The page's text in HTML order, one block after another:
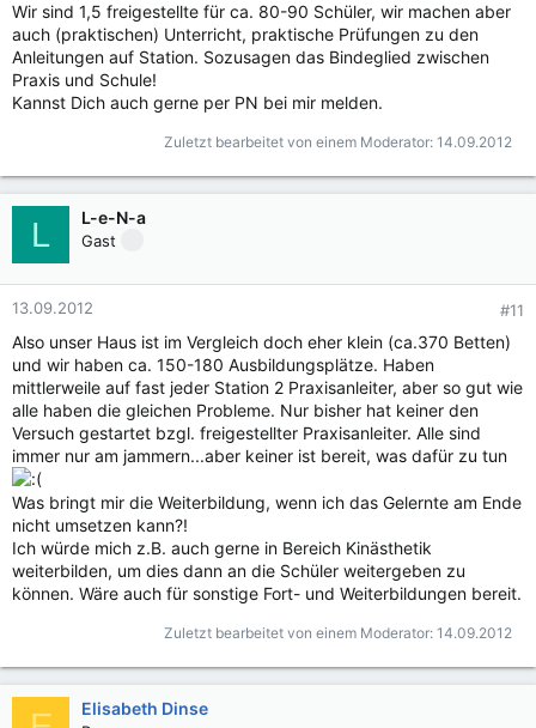
Wir sind 1,5 freigestellte für ca. 80-90 Schüler, wir machen aber
auch (praktischen) Unterricht, praktische Prüfungen zu den
Anleitungen auf Station. Sozusagen das Bindeglied zwischen
Praxis und Schule!
Kannst Dich auch gerne per PN bei mir melden.
Zuletzt bearbeitet von einem Moderator: 14.09.2012
L L-e-N-a
Gast
13.09.2012 #11
Also unser Haus ist im Vergleich doch eher klein (ca.370 Betten)
und wir haben ca. 150-180 Ausbildungsplätze. Haben
mittlerweile auf fast jeder Station 2 Praxisanleiter, aber so gut wie
alle haben die gleichen Probleme. Nur bisher hat keiner den
Versuch gestartet bzgl. freigestellter Praxisanleiter. Alle sind
immer nur am jammern...aber keiner ist bereit, was dafür zu tun
Was bringt mir die Weiterbildung, wenn ich das Gelernte am Ende
nicht umsetzen kann?!
Ich würde mich z.B. auch gerne in Bereich Kinästhetik
weiterbilden, um dies dann an die Schüler weitergeben zu
können. Wäre auch für sonstige Fort- und Weiterbildungen bereit.
Zuletzt bearbeitet von einem Moderator: 14.09.2012
Elisabeth Dinse